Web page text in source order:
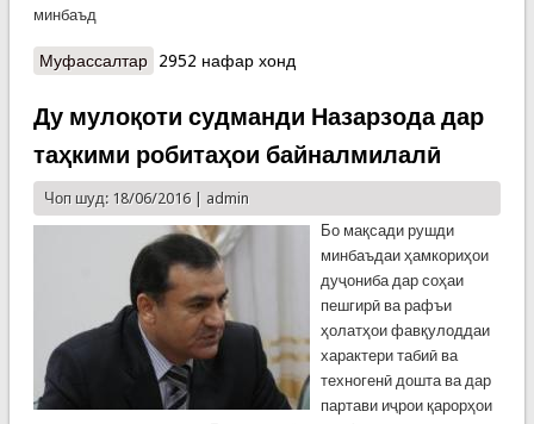
минбаъд
Муфассалтаро Созишномаи ҳамкории Тоҷикистон ва Украина
2952 нафар хонд
Ду мулоқоти судманди Назарзода дар
таҳкими робитаҳои байналмилалӣ
Чоп шуд: 18/06/2016 | admin
Бо мақсади рушди
минбаъдаи ҳамкориҳои
дуҷониба дар соҳаи
пешгирӣ ва рафъи
ҳолатҳои фавқулоддаи
характери табиӣ ва
техногенӣ дошта ва дар
партави иҷрои қарорҳои